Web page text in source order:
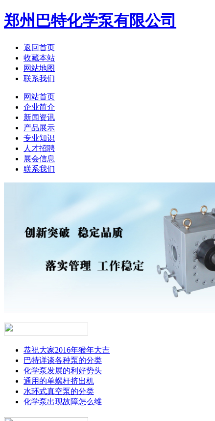
郑州巴特化学泵有限公司
返回首页
收藏本站
网站地图
联系我们
网站首页
企业简介
新闻资讯
产品展示
专业知识
人才招聘
展会信息
联系我们
恭祝大家2016年猴年大吉
巴特详谈各种泵的分类
化学泵发展的利好势头
通用的单螺杆挤出机
水环式真空泵的分类
化学泵出现故障怎么维